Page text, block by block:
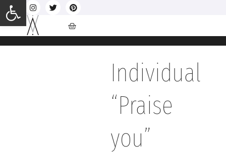
Individual
“Praise
you”
Ανοίξτε τη γραμμή εργαλείων